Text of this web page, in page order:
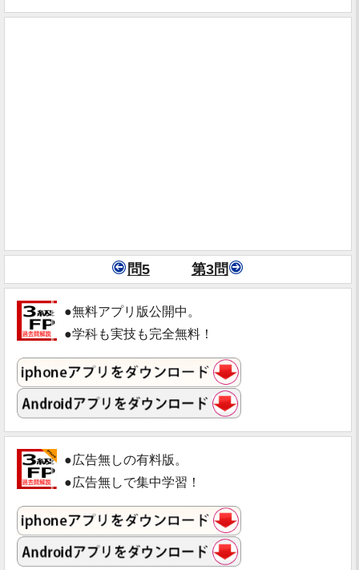
問5 第3問
●無料アプリ版公開中。
●学科も実技も完全無料！
●広告無しの有料版。
●広告無しで集中学習！